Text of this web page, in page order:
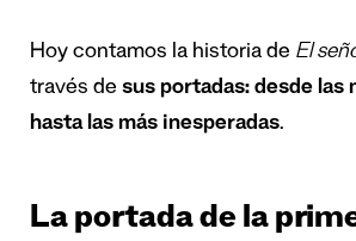
Hoy contamos la historia de El
través de sus portadas: desde las
hasta las más inesperadas.
La portada de la